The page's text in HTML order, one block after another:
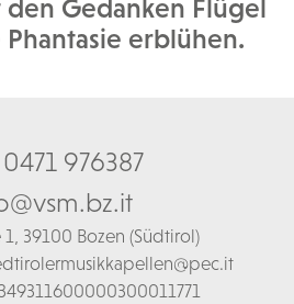
Gedanken Flügel
erblühen.
976387
1, 39100 Bozen (Südtirol)